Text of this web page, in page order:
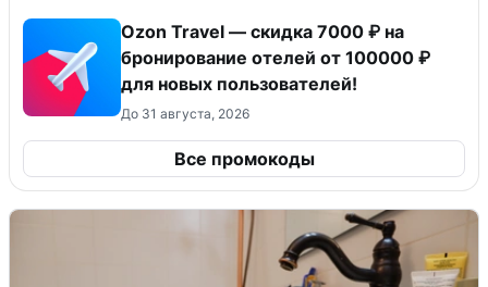
Ozon Travel — скидка 7000 ₽ на
бронирование отелей от 100000 ₽
для новых пользователей!
До 31 августа, 2026
Все промокоды